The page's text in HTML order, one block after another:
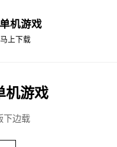
机游戏
马上下载
机游戏
下边载